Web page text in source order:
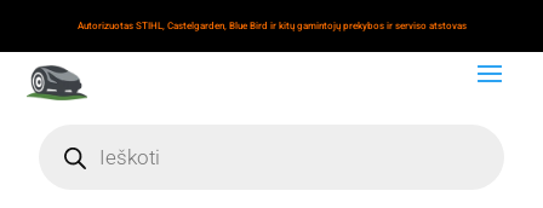
Autorizuotas STIHL, Castelgarden, Blue Bird ir kitų gamintojų prekybos ir serviso atstovas
search